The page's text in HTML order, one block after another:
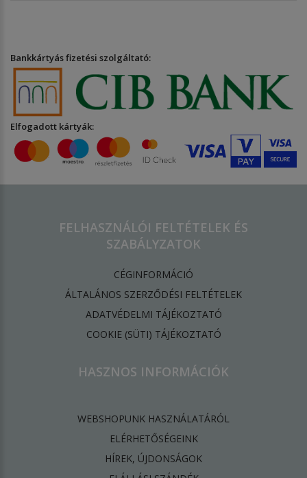
Bankkártyás fizetési szolgáltató:
Elfogadott kártyák:
FELHASZNÁLÓI FELTÉTELEK ÉS
SZABÁLYZATOK
CÉGINFORMÁCIÓ
ÁLTALÁNOS SZERZŐDÉSI FELTÉTELEK
ADATVÉDELMI TÁJÉKOZTATÓ
​COOKIE (SÜTI) TÁJÉKOZTATÓ
HASZNOS INFORMÁCIÓK
WEBSHOPUNK HASZNÁLATÁRÓL
ELÉRHETŐSÉGEINK
HÍREK, ÚJDONSÁGOK